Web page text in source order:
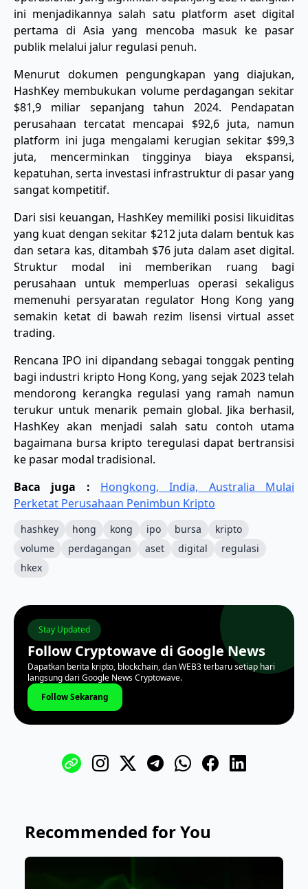
ini menjadikannya salah satu platform aset digital
pertama di Asia yang mencoba masuk ke pasar
publik melalui jalur regulasi penuh.
Menurut dokumen pengungkapan yang diajukan,
HashKey membukukan volume perdagangan sekitar
$81,9 miliar sepanjang tahun 2024. Pendapatan
perusahaan tercatat mencapai $92,6 juta, namun
platform ini juga mengalami kerugian sekitar $99,3
juta, mencerminkan tingginya biaya ekspansi,
kepatuhan, serta investasi infrastruktur di pasar yang
sangat kompetitif.
Dari sisi keuangan, HashKey memiliki posisi likuiditas
yang kuat dengan sekitar $212 juta dalam bentuk kas
dan setara kas, ditambah $76 juta dalam aset digital.
Struktur modal ini memberikan ruang bagi
perusahaan untuk memperluas operasi sekaligus
memenuhi persyaratan regulator Hong Kong yang
semakin ketat di bawah rezim lisensi virtual asset
trading.
Rencana IPO ini dipandang sebagai tonggak penting
bagi industri kripto Hong Kong, yang sejak 2023 telah
mendorong kerangka regulasi yang ramah namun
terukur untuk menarik pemain global. Jika berhasil,
HashKey akan menjadi salah satu contoh utama
bagaimana bursa kripto teregulasi dapat bertransisi
ke pasar modal tradisional.
Baca juga : Hongkong, India, Australia Mulai
Perketat Perusahaan Penimbun Kripto
hashkey hong kong ipo bursa
kripto
volume
perdagangan aset digital
regulasi
hkex
Stay Updated
Follow Cryptowave di Google News
Dapatkan berita kripto, blockchain, dan WEB3 terbaru setiap hari
langsung dari Google News Cryptowave.
Follow Sekarang
Recommended for You